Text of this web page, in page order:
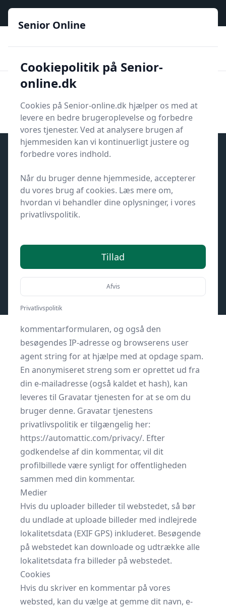
Søg
Privatlivspolitik for Senior-
online.dk
Vores webstedsadresse er: senior-online.dk
webstedet, indsamler vi de data, som vises i
kommentarformularen, og også den
besøgendes IP-adresse og browserens user
agent string for at hjælpe med at opdage spam.
En anonymiseret streng som er oprettet ud fra
din e-mailadresse (også kaldet et hash), kan
leveres til Gravatar tjenesten for at se om du
bruger denne. Gravatar tjenestens
privatlivspolitik er tilgængelig her:
https://automattic.com/privacy/. Efter
godkendelse af din kommentar, vil dit
profilbillede være synligt for offentligheden
sammen med din kommentar.
Medier
Hvis du uploader billeder til webstedet, så bør
du undlade at uploade billeder med indlejrede
lokalitetsdata (EXIF GPS) inkluderet. Besøgende
på webstedet kan downloade og udtrække alle
lokalitetsdata fra billeder på webstedet.
Cookies
Hvis du skriver en kommentar på vores
websted, kan du vælge at gemme dit navn, e-
Senior Online
Cookiepolitik på Senior-
online.dk
Cookies på Senior-online.dk hjælper os med at
levere en bedre brugeroplevelse og forbedre
vores tjenester. Ved at analysere brugen af
hjemmesiden kan vi kontinuerligt justere og
forbedre vores indhold.
Når du bruger denne hjemmeside, accepterer
du vores brug af cookies. Læs mere om,
hvordan vi behandler dine oplysninger, i vores
privatlivspolitik.
Tillad
Afvis
Privatlivspolitik